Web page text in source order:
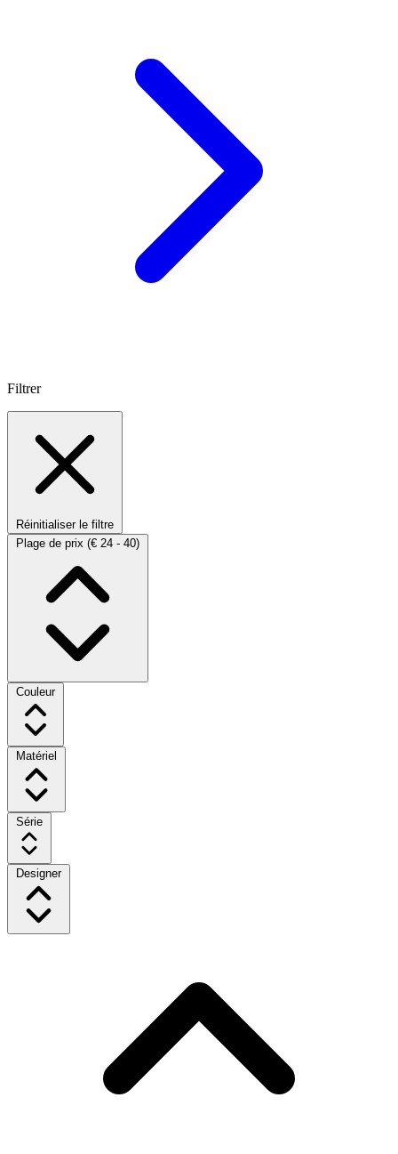
Filtrer
Réinitialiser le filtre
Plage de prix (€ 24 - 40)
Couleur
Matériel
Série
Designer